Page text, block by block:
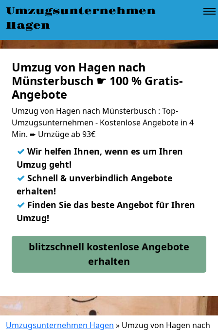
Umzugsunternehmen
Hagen
Umzug von Hagen nach
Münsterbusch ☛ 100 % Gratis-
Angebote
Umzug von Hagen nach Münsterbusch : Top-
Umzugsunternehmen - Kostenlose Angebote in 4
Min. ➨ Umzüge ab 93€
✓ Wir helfen Ihnen, wenn es um Ihren
Umzug geht!
✓ Schnell & unverbindlich Angebote
erhalten!
✓ Finden Sie das beste Angebot für Ihren
Umzug!
blitzschnell kostenlose Angebote
erhalten
Umzugsunternehmen Hagen » Umzug von Hagen nach